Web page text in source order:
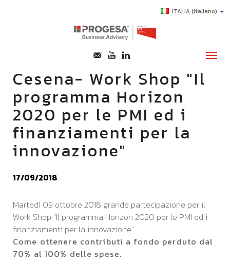
ITALIA(italiano)
CHI SIAMO
SERVIZI
TOPICS
HIGHLIGHTS
SUCCESS STORY
CONTATTI
Cesena- Work Shop "Il
programma Horizon
2020 per le PMI ed i
finanziamenti per la
innovazione"
17/09/2018
Martedì 09 ottobre 2018 grande partecipazione per il
Work Shop "Il programma Horizon 2020 per le PMI ed i
finanziamenti per la innovazione".
Come ottenere contributi a fondo perduto dal
70% al 100% delle spese.